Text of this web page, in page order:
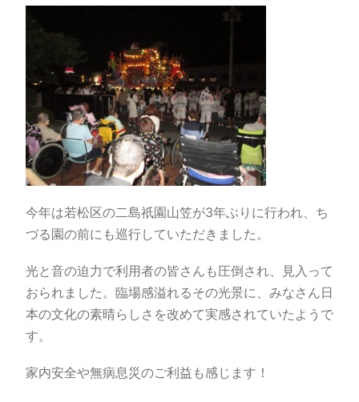
今年は若松区の二島祇園山笠が3年ぶりに行われ、ち
づる園の前にも巡行していただきました。
光と音の迫力で利用者の皆さんも圧倒され、見入って
おられました。臨場感溢れるその光景に、みなさん日
本の文化の素晴らしさを改めて実感されていたようで
す。
家内安全や無病息災のご利益も感じます！